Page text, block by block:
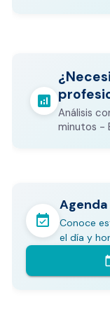
Los
otros
valor del
analytics
Análisis
minutos -
En pocos
Comparativo
Bogotá y
Análisis basado
event_available
Conoce
el día y